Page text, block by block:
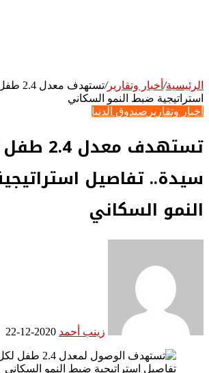
الرئيسية/ أخبار وتقارير/
استراتيجية ضبط النمو السكاني
أخبار وتقارير صندوق الدنيا
تستهدف
سيدة.. تفاصيل
النمو السكاني
زينب أحمد 2020-12-22